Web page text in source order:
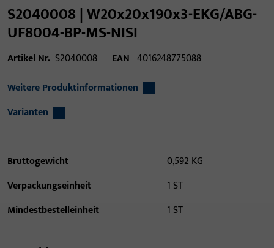
S2040008 | W20x20x190x3-EKG/ABG-
UF8004-BP-MS-NISI
Artikel Nr. S2040008 EAN 4016248775088
Weitere Produktinformationen
Varianten
Bruttogewicht
0,592 KG
Verpackungseinheit
1 ST
Mindestbestelleinheit
1 ST